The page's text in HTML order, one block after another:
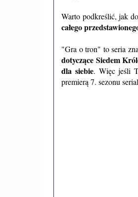
Warto podkreślić, jak
całego
"Gra o tron" to seria
dotyczące Siedem
dla siebie. Więc jeśli
premierą 7. sezonu